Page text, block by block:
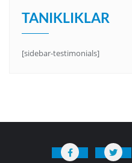
TANIKLIKLAR
[sidebar-testimonials]